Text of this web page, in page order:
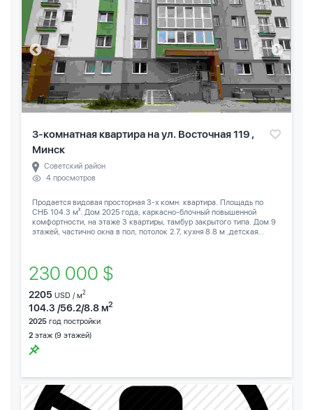
3-комнатная квартира на ул. Восточная 119 ,
Минск
Советский район
4 просмотров
Продается видовая просторная 3-х комн. квартира. Площадь по
СНБ 104.3 м². Дом 2025 года, каркасно-блочный повышенной
комфортности, на этаже 3 квартиры, тамбур закрытого типа. Дом 9
этажей, частично окна в пол, потолок 2.7, кухня 8.8 м ,детская...
230 000 $
2205 USD / м2
104.3 /56.2/8.8 м2
2025 год постройки
2 этаж (9 этажей)